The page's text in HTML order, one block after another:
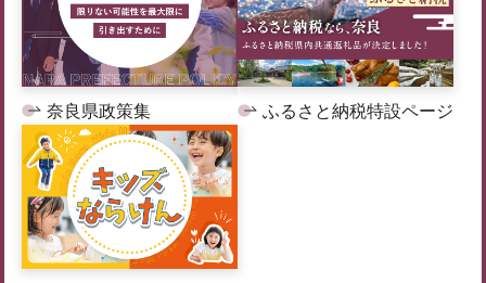
奈良県政策集 ふるさと納税特設ページ